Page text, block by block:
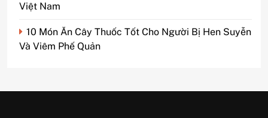
Việt Nam
10 Món Ăn Cây Thuốc Tốt Cho Người Bị Hen Suyễn
Và Viêm Phế Quản